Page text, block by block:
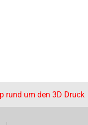
rund um den 3D